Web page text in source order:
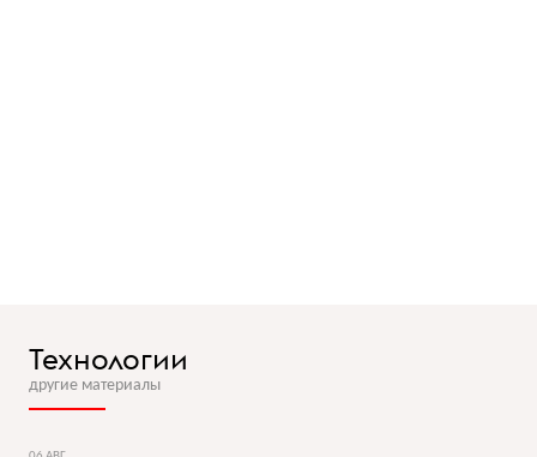
Технологии
другие материалы